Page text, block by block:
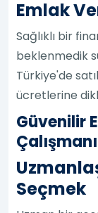
Emlak
Sağlıklı bir
beklenmedik
Türkiye'de
ücretlerine
Güvenilir
Seçmek